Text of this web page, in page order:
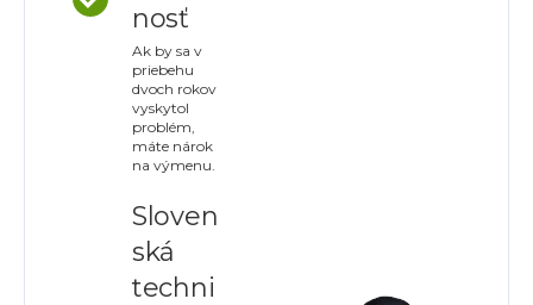
nosť
Ak by sa v
priebehu
dvoch rokov
vyskytol
problém,
máte nárok
na výmenu.
Sloven
ská
techni